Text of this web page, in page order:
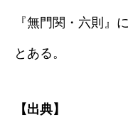
『無門関・六則』
とある。
【出典】